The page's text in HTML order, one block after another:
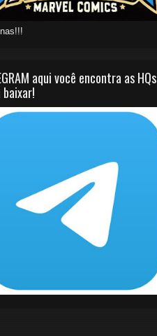
aqui você encontra as HQs
baixar!